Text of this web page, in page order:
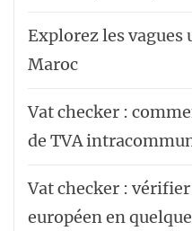
Explorez les vagues
Maroc
Vat checker :
de TVA
Vat checker :
européen en